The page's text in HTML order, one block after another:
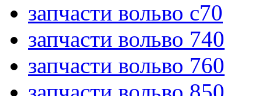
запчасти вольво c70
запчасти вольво 740
запчасти вольво 760